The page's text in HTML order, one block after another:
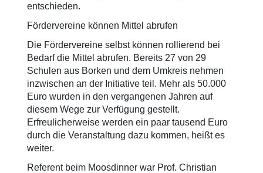
entschieden.
Fördervereine können Mittel abrufen
Die Fördervereine selbst können rollierend bei
Bedarf die Mittel abrufen. Bereits 27 von 29
Schulen aus Borken und dem Umkreis nehmen
inzwischen an der Initiative teil. Mehr als 50.000
Euro wurden in den vergangenen Jahren auf
diesem Wege zur Verfügung gestellt.
Erfreulicherweise werden ein paar tausend Euro
durch die Veranstaltung dazu kommen, heißt es
weiter.
Referent beim Moosdinner war Prof. Christian